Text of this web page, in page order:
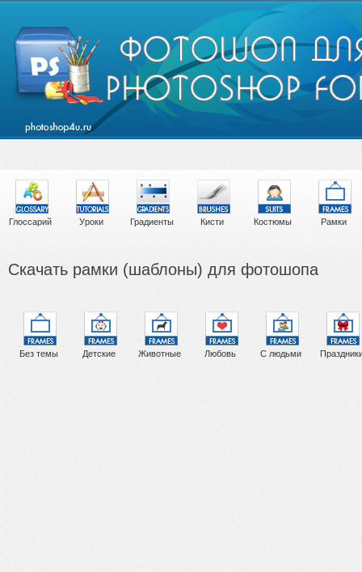
Глоссарий Уроки Градиенты Кисти Костюмы Рамки
Скачать рамки (шаблоны) для фотошопа
Без темы Детские Животные Любовь С людьми